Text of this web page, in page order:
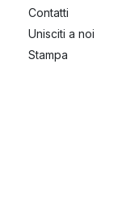
Contatti
Unisciti a noi
Stampa